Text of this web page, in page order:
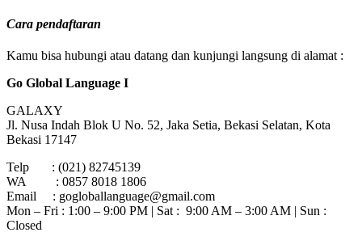
Cara pendaftaran
Kamu bisa hubungi atau datang dan kunjungi langsung di alamat :
Go Global Language I
GALAXY
Jl. Nusa Indah Blok U No. 52, Jaka Setia, Bekasi Selatan, Kota
Bekasi 17147
Telp : (021) 82745139
WA : 0857 8018 1806
Email : gogloballanguage@gmail.com
Mon – Fri : 1:00 – 9:00 PM | Sat : 9:00 AM – 3:00 AM | Sun :
Closed